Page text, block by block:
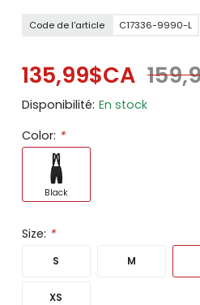
Code de l'article C17336-9990-L
135,99$CA
Disponibilité: En stock
Color: *
Black
Size: *
S M
XS